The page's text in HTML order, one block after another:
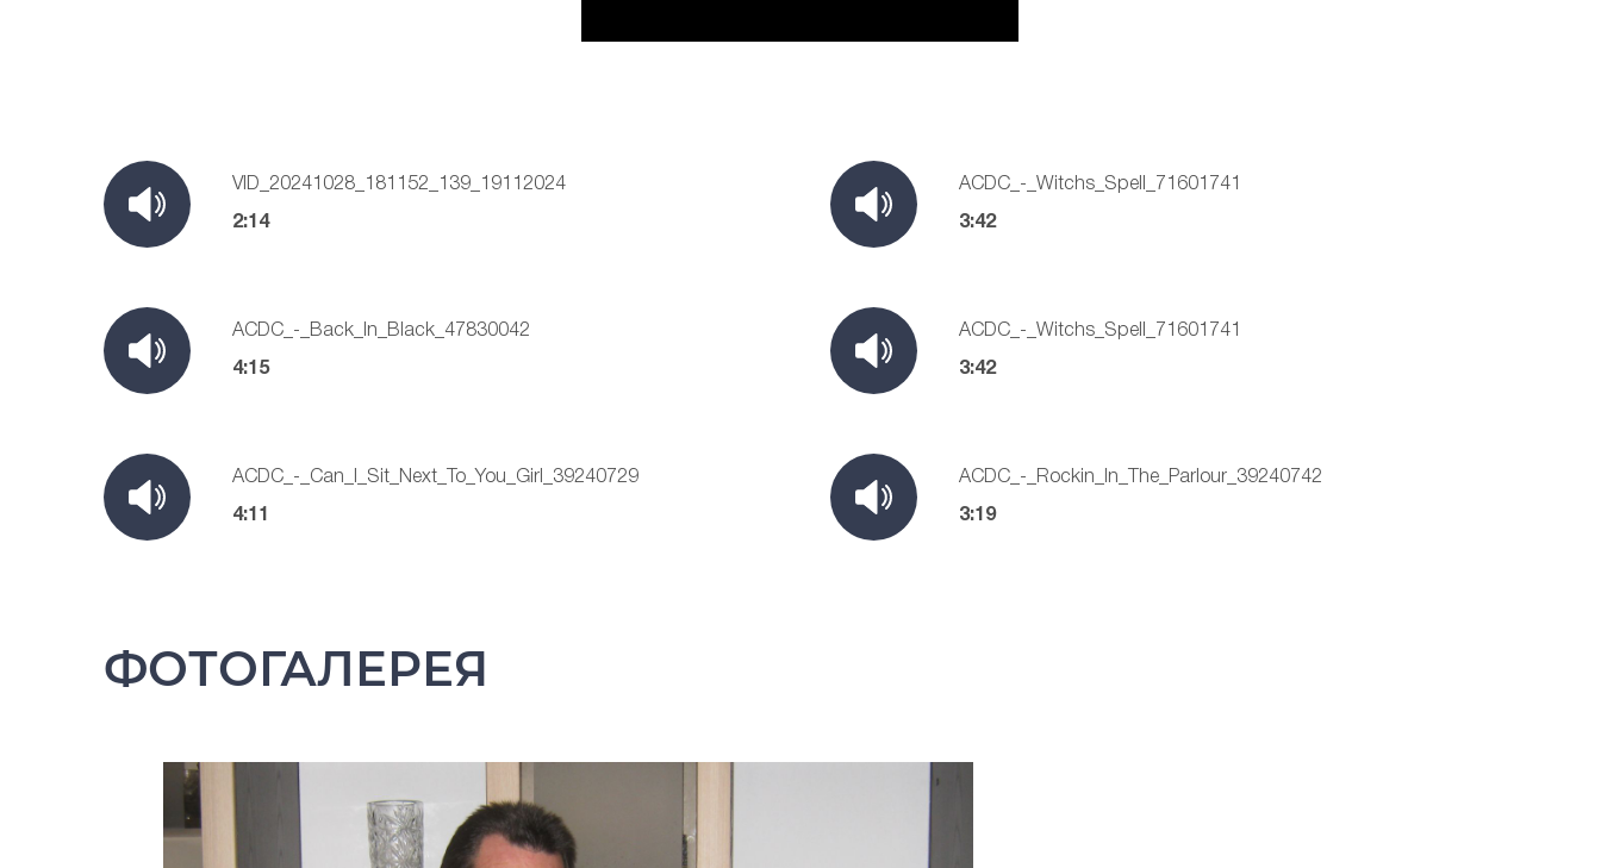
VID_20241028_181152_139_19112024
2:14
ACDC_-_Witchs_Spell_71601741
3:42
ACDC_-_Back_In_Black_47830042
4:15
ACDC_-_Witchs_Spell_71601741
3:42
ACDC_-_Can_I_Sit_Next_To_You_Girl_39240729
4:11
ACDC_-_Rockin_In_The_Parlour_39240742
3:19
ФОТОГАЛЕРЕЯ